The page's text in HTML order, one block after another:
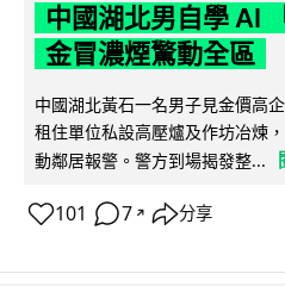
中國湖北男自學 AI
金冒濃煙驚動全區
中國湖北黃石一名男子見金價高
租住單位私設高壓爐及作坊冶煉
動鄰居報警。警方到場揭發整...
101 7 ↗ 分享